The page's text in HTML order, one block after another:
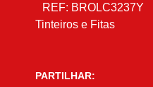
REF: BROLC3237Y
Tinteiros e Fitas
PARTILHAR: